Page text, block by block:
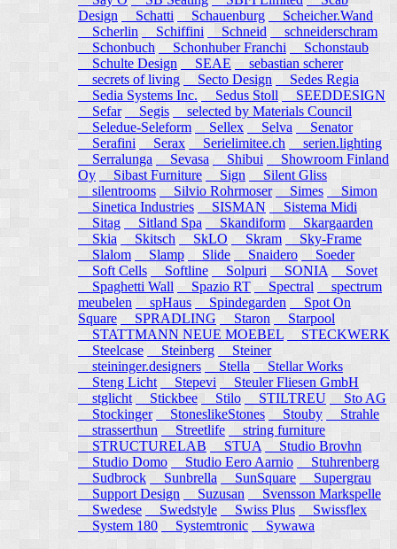
Design
Schatti Schauenburg
Scheicher.Wand
Scherlin
Schiffini Schneid
schneiderschram
Schonbuch
Schonhuber Franchi
Schonstaub
Schulte Design
SEAE
sebastian scherer
secrets of living
Secto Design
Sedes Regia
Sedia Systems Inc.
Sedus Stoll
SEEDDESIGN
Sefar
Segis
selected by Materials Council
Seledue-Seleform
Sellex Selva
Senator
Serafini
Serax Serielimitee.ch
serien.lighting
Serralunga
Sevasa Shibui
Showroom Finland
Oy
Sibast Furniture Sign
Silent Gliss
silentrooms
Silvio Rohrmoser Simes Simon
Sinetica Industries
SISMAN
Sistema Midi
Sitag
Sitland Spa Skandiform
Skargaarden
Skia
Skitsch SkLO Skram
Sky-Frame
Slalom
Slamp Slide Snaidero
Soeder
Soft Cells
Softline Solpuri SONIA
Sovet
Spaghetti Wall
Spazio RT Spectral
spectrum
meubelen
spHaus Spindegarden
Spot On
Square
SPRADLING Staron
Starpool
STATTMANN NEUE MOEBEL
STECKWERK
Steelcase
Steinberg
Steiner
steininger.designers
Stella Stellar Works
Steng Licht
Stepevi
Steuler Fliesen GmbH
stglicht
Stickbee Stilo STILTREU
Sto AG
Stockinger
StoneslikeStones Stouby
Strahle
strasserthun
Streetlife
string furniture
STRUCTURELAB
STUA
Studio Brovhn
Studio Domo
Studio Eero Aarnio
Stuhrenberg
Sudbrock
Sunbrella SunSquare
Supergrau
Support Design
Suzusan
Svensson Markspelle
Swedese
Swedstyle Swiss Plus
Swissflex
System 180
Systemtronic Sywawa